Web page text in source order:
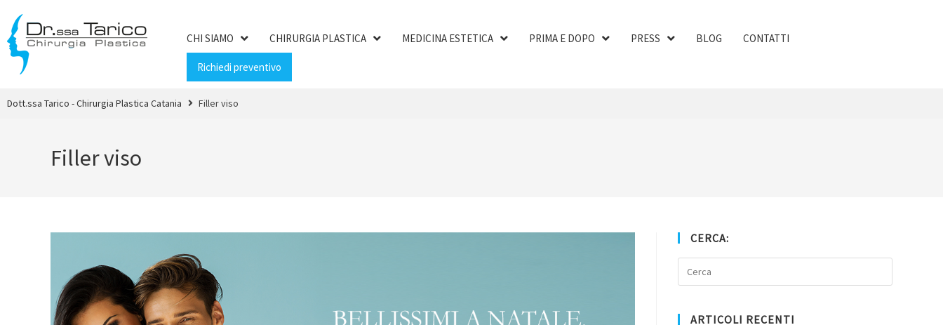
CHI SIAMO CHIRURGIA PLASTICA MEDICINA ESTETICA PRIMA E DOPO PRESS BLOG CONTATTI
Richiedi preventivo
Dott.ssa Tarico - Chirurgia Plastica Catania Filler viso
Filler viso
CERCA:
ARTICOLI RECENTI